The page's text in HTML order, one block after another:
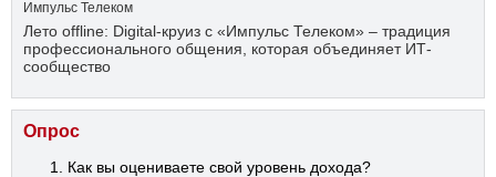
Импульс Телеком
Лето offline: Digital-круиз с «Импульс Телеком» – традиция
профессионального общения, которая объединяет ИТ-
сообщество
Опрос
Как вы оцениваете свой уровень дохода?